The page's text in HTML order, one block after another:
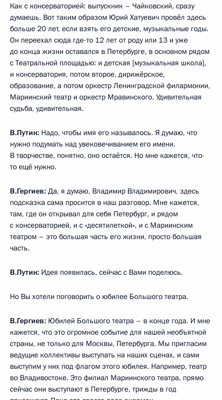
Как с консерваторией: выпускник – Чайковский, сразу
думаешь. Вот таким образом Юрий Хатуевич провёл здесь
больше 20 лет, если взять его детские, музыкальные годы.
Он переехал сюда где-то 12 лет от роду или 13 и уже
до конца жизни оставался в Петербурге, в основном рядом
с Театральной площадью: и детская [музыкальная школа],
и консерватория, потом второе, дирижёрское,
образование, а потом оркестр Ленинградской филармонии,
Мариинский театр и оркестр Мравинского. Удивительная
судьба, удивительная.
В.Путин: Надо, чтобы имя его называлось. Я думаю, что
нужно подумать над увековечиванием его имени.
В творчестве, понятно, оно остаётся. Но мне кажется, что-
то ещё нужно.
В.Гергиев: Да, я думаю, Владимир Владимирович, здесь
подсказка сама просится в наш разговор. Мне кажется,
там, где он открывал для себя Петербург, и рядом
с консерваторией, и с «десятилеткой», и с Мариинским
театром – это большая часть его жизни, просто большая
часть.
В.Путин: Идея появилась, сейчас с Вами поделюсь.
Но Вы хотели поговорить о юбилее Большого театра.
В.Гергиев: Юбилей Большого театра – в конце года. И мне
кажется, что это огромное событие для нашей необъятной
страны, не только для Москвы, Петербурга. Мы пригласим
ведущие коллективы выступать на наших сценах, и сами
выступим у них под флагом этого юбилея. Например, театр
во Владивостоке. Это филиал Мариинского театра, прямо
сейчас они выступают в Петербурге, трижды в год